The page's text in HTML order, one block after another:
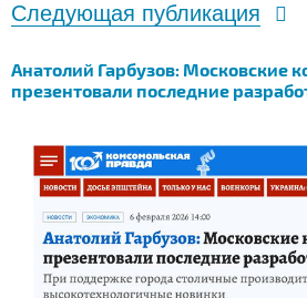
Следующая публикация
Анатолий Гарбузов: Московские
презентовали последние